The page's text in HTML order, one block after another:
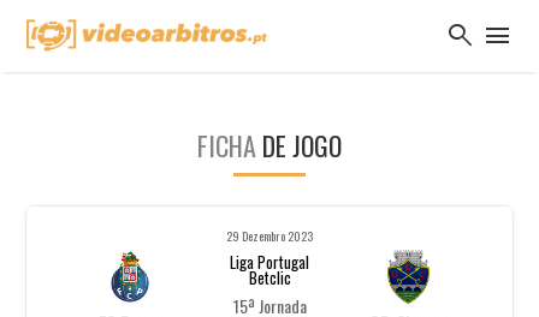
search menu
FICHA DE JOGO
29 Dezembro 2023
Liga Portugal
Betclic
15ª Jornada